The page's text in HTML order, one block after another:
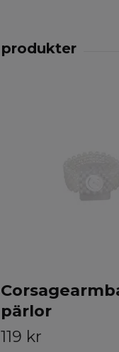
pärlor
119 kr